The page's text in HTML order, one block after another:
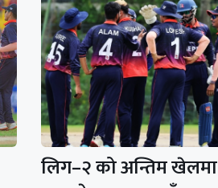
लिग–२ को अन्तिम खेलमा